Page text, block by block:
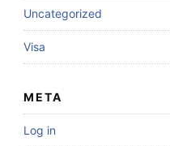
Uncategorized
Visa
META
Log in